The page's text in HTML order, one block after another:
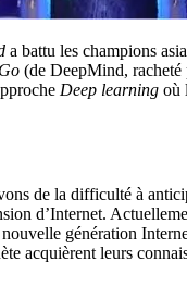
a battu les champions
(de DeepMind,
Deep learning où
de la difficulté à
d’Internet.
génération
acquièrent leurs